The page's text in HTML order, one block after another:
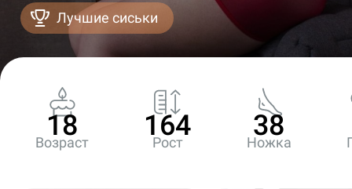
Лучшие сиськи
18
Возраст
164
Рост
38
Ножка